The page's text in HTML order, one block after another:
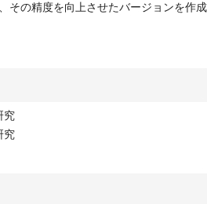
その精度を向上させたバージョンを作成
究
究